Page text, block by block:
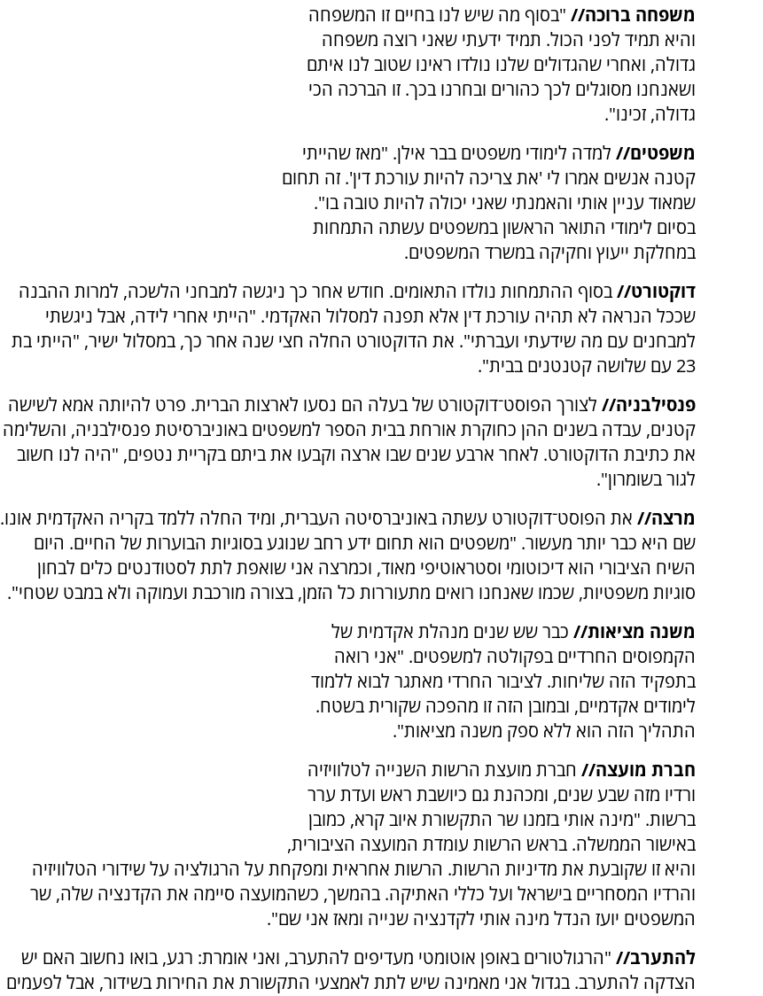
משפחה ברוכה// "בסוף מה שיש לנו בחיים זו המשפחה
והיא תמיד לפני הכול. תמיד ידעתי שאני רוצה משפחה
גדולה, ואחרי שהגדולים שלנו נולדו ראינו שטוב לנו איתם
ושאנחנו מסוגלים לכך כהורים ובחרנו בכך. זו הברכה הכי
גדולה, זכינו".
משפטים// למדה לימודי משפטים בבר אילן. "מאז שהייתי
קטנה אנשים אמרו לי 'את צריכה להיות עורכת דין'. זה תחום
שמאוד עניין אותי והאמנתי שאני יכולה להיות טובה בו".
בסיום לימודי התואר הראשון במשפטים עשתה התמחות
במחלקת ייעוץ וחקיקה במשרד המשפטים.
דוקטורט//בסוף ההתמחות נולדו התאומים. חודש אחר כך ניגשה למבחני הלשכה, למרות ההבנה
שככל הנראה לא תהיה עורכת דין אלא תפנה למסלול האקדמי. "הייתי אחרי לידה, אבל ניגשתי
למבחנים עם מה שידעתי ועברתי". את הדוקטורט החלה חצי שנה אחר כך, במסלול ישיר, "הייתי בת
23 עם שלושה קטנטנים בבית".
פנסילבניה// לצורך הפוסט־דוקטורט של בעלה הם נסעו לארצות הברית. פרט להיותה אמא לשישה
קטנים, עבדה בשנים ההן כחוקרת אורחת בבית הספר למשפטים באוניברסיטת פנסילבניה, והשלימה
את כתיבת הדוקטורט. לאחר ארבע שנים שבו ארצה וקבעו את ביתם בקריית נטפים, "היה לנו חשוב
לגור בשומרון".
מרצה// את הפוסט־דוקטורט עשתה באוניברסיטה העברית, ומיד החלה ללמד בקריה האקדמית אונו.
שם היא כבר יותר מעשור. "משפטים הוא תחום ידע רחב שנוגע בסוגיות הבוערות של החיים. היום
השיח הציבורי הוא דיכוטומי וסטראוטיפי מאוד, וכמרצה אני שואפת לתת לסטודנטים כלים לבחון
סוגיות משפטיות, שכמו שאנחנו רואים מתעוררות כל הזמן, בצורה מורכבת ועמוקה ולא במבט שטחי".
משנה מציאות// כבר שש שנים מנהלת אקדמית של
הקמפוסים החרדיים בפקולטה למשפטים. "אני רואה
בתפקיד הזה שליחות. לציבור החרדי מאתגר לבוא ללמוד
לימודים אקדמיים, ובמובן הזה זו מהפכה שקורית בשטח.
התהליך הזה הוא ללא ספק משנה מציאות".
חברת מועצה// חברת מועצת הרשות השנייה לטלוויזיה
ורדיו מזה שבע שנים, ומכהנת גם כיושבת ראש ועדת ערר
ברשות. "מינה אותי בזמנו שר התקשורת איוב קרא, כמובן
באישור הממשלה. בראש הרשות עומדת המועצה הציבורית,
והיא זו שקובעת את מדיניות הרשות. הרשות אחראית ומפקחת על הרגולציה על שידורי הטלוויזיה
והרדיו המסחריים בישראל ועל כללי האתיקה. בהמשך, כשהמועצה סיימה את הקדנציה שלה, שר
המשפטים יועז הנדל מינה אותי לקדנציה שנייה ומאז אני שם".
להתערב// "הרגולטורים באופן אוטומטי מעדיפים להתערב, ואני אומרת: רגע, בואו נחשוב האם יש
הצדקה להתערב. בגדול אני מאמינה שיש לתת לאמצעי התקשורת את החירות בשידור, אבל לפעמים